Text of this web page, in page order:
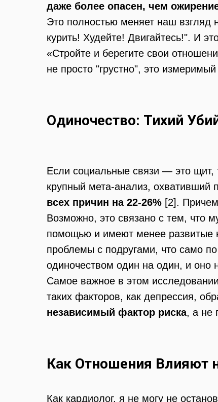
даже более опасен, чем
Это полностью меняет наш взгляд
курить! Худейте! Двигайтесь!". И
«Стройте и берегите свои
не просто "грустно", это
Одиночество: Тихий
Если социальные связи — это щит,
крупный мета-анализ, охвативший
всех причин на 22-26% [2].
Возможно, это связано с тем, что
помощью и имеют менее развитые
проблемы с подругами, что само
одиночеством один на один, и оно
Самое важное в этом
таких факторов, как депрессия,
независимый фактор риска, а не
Как Отношения Влияют
Как кардиолог, я не могу не